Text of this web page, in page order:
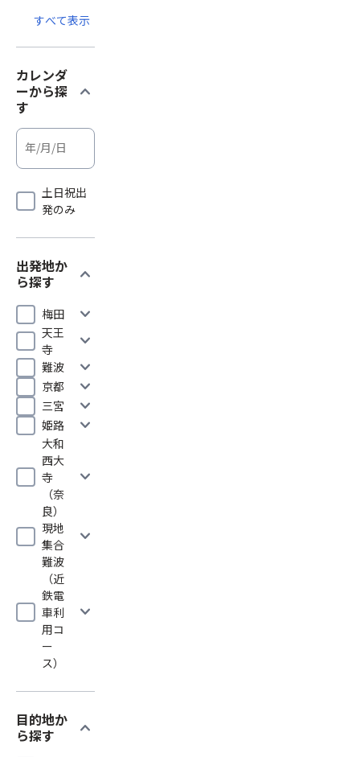
すべて表示
カレンダ
ーから探
す
expand_more
土日祝出
発のみ
出発地か
ら探す
expand_more
梅田 expand_more
天王
寺
expand_more
難波 expand_more
京都 expand_more
三宮 expand_more
姫路 expand_more
大和
西大
寺
（奈
良）
expand_more
現地
集合
expand_more
難波
（近
鉄電
車利
用コ
ー
ス）
expand_more
目的地か
ら探す
expand_more